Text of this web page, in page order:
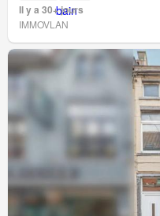
Il y a 30+ jours
IMMOVLAN